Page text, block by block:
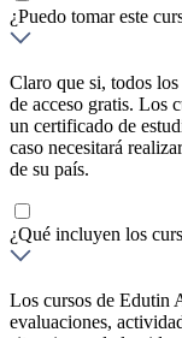
¿Puedo tomar este
Claro que si, todos
de acceso gratis. Los
un certificado de
caso necesitará
de su país.
¿Qué incluyen los
Los cursos de Edutin
evaluaciones,